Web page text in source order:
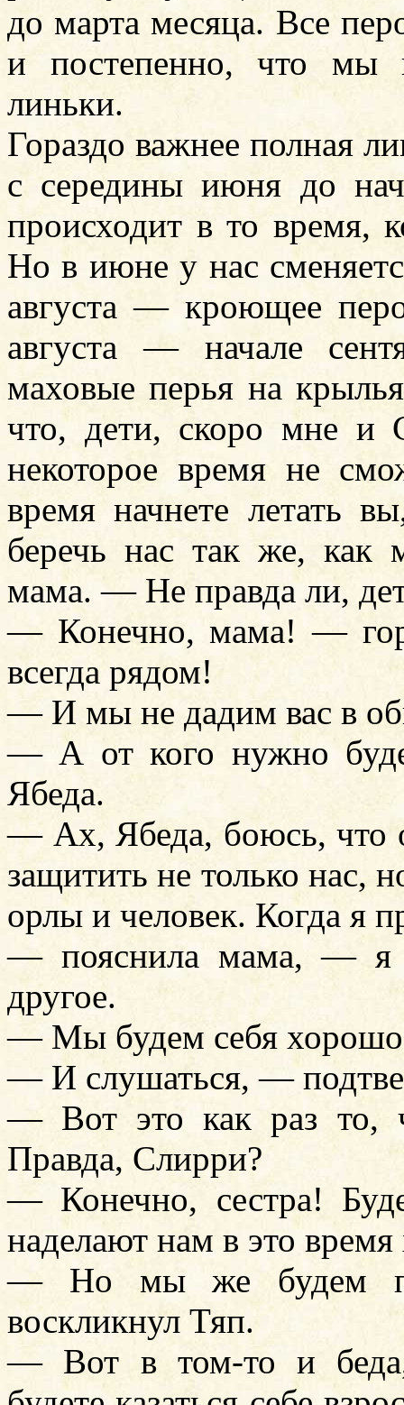
до марта месяца. Все
и постепенно, что мы
линьки.
Гораздо важнее полная
с середины июня до
происходит в то время,
Но в июне у нас
августа — кроющее
августа — начале
маховые перья на
что, дети, скоро мне и
некоторое время не
время начнете летать
беречь нас так же,
мама. — Не правда ли,
— Конечно, мама! —
всегда рядом!
— И мы не дадим вас в
— А от кого нужно
Ябеда.
— Ах, Ябеда, боюсь, что
защитить не только нас,
орлы и человек. Когда я
— пояснила мама, — я
другое.
— Мы будем себя хорошо
— И слушаться, —
— Вот это как раз то,
Правда, Слирри?
— Конечно, сестра!
наделают нам в это время
— Но мы же будем
воскликнул Тяп.
— Вот в том-то и